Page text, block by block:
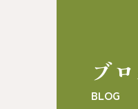
ブ
BLOG